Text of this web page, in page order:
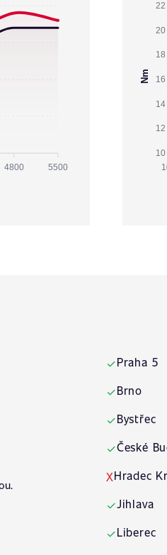
4800 5500
22
20
18
16
14
12
10
Nm
✓Praha 5
✓Brno
✓Bystřec
✓České
XHradec
✓Jihlava
✓Liberec